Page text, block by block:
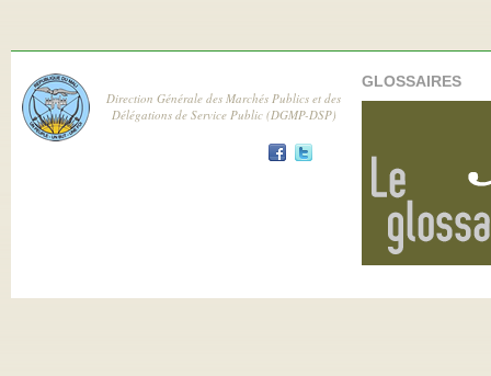
Direction Générale des Marchés Publics et des
Délégations de Service Public (DGMP-DSP)
GLOSSAIRES